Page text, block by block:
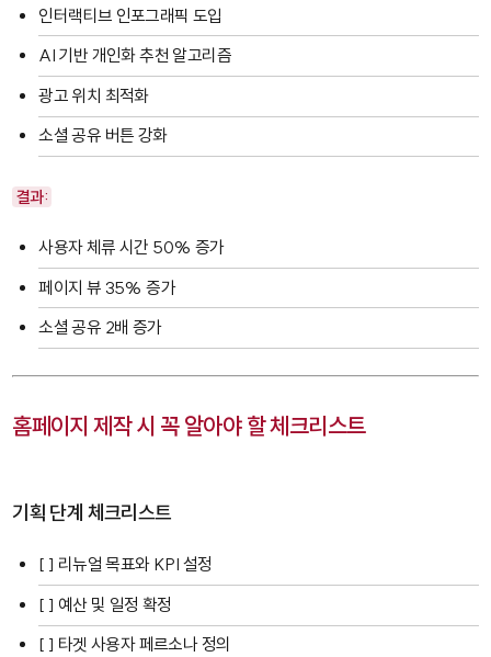
인터랙티브 인포그래픽 도입
AI 기반 개인화 추천 알고리즘
광고 위치 최적화
소셜 공유 버튼 강화
결과:
사용자 체류 시간 50% 증가
페이지 뷰 35% 증가
소셜 공유 2배 증가
홈페이지 제작 시 꼭 알아야 할 체크리스트
기획 단계 체크리스트
[ ] 리뉴얼 목표와 KPI 설정
[ ] 예산 및 일정 확정
[ ] 타겟 사용자 페르소나 정의